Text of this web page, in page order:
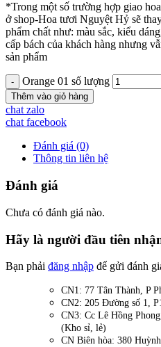
*Trong một số trường hợp giao
ở shop-Hoa tươi Nguyệt Hỷ sẽ
phẩm chất như: màu sắc, kiểu
cấp bách của khách hàng nhưng
sản phẩm
Orange 01 số lượng
Thêm vào giỏ hàng
chat zalo
chat facebook
Đánh giá (0)
Thông tin liên hệ
Đánh giá
Chưa có đánh giá nào.
Hãy là người đầu tiên
Bạn phải đăng nhập để gửi đánh
CN1: 77 Tân Thành, P
CN2: 205 Đường số 1,
CN3: Cc Lê Hồng
(Kho sỉ, lẻ)
CN Biên hòa: 380